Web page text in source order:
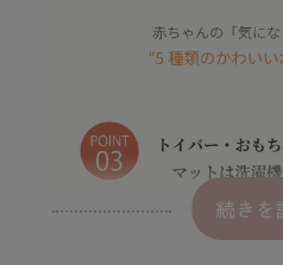
続きを